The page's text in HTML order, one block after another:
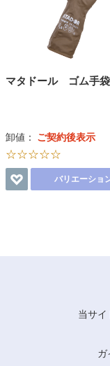
マタドール ゴム手袋
卸値： ご契約後表示
☆☆☆☆☆
バリエーショ
当サイ
ガ